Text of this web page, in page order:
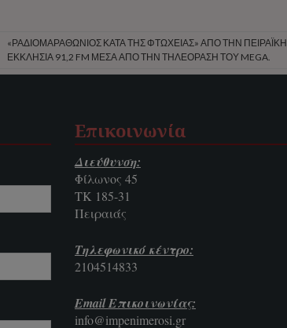
«ΡΑΔΙΟΜΑΡΑΘΏΝΙΟΣ ΚΑΤΆ ΤΗΣ ΦΤΏΧΕΙΑΣ» ΑΠΌ ΤΗΝ ΠΕΙΡΑΪΚΉ
ΕΚΚΛΗΣΊΑ 91,2 FM ΜΈΣΑ ΑΠΌ ΤΗΝ ΤΗΛΕΌΡΑΣΗ ΤΟΥ MEGA.
Επικοινωνία
Διεύθυνση:
Φίλωνος 45
ΤΚ 185-31
Πειραιάς
Τηλεφωνικό κέντρο:
2104514833
Email Επικοινωνίας:
info@impenimerosi.gr